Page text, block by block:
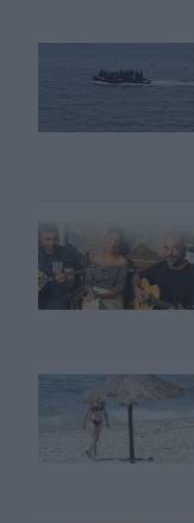
Αδιάκοπες οι
Μουσική λαϊκή
Καιρός: